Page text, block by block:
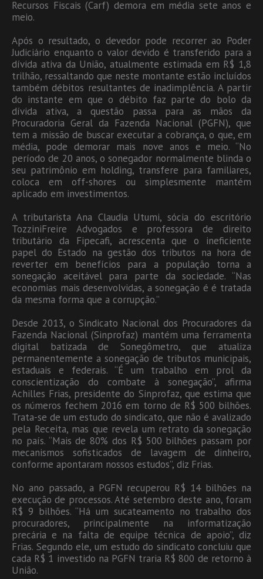
Recursos Fiscais (Carf) demora em média sete anos e
meio.
Após o resultado, o devedor pode recorrer ao Poder
Judiciário enquanto o valor devido é transferido para a
dívida ativa da União, atualmente estimada em R$ 1,8
trilhão, ressaltando que neste montante estão incluídos
também débitos resultantes de inadimplência. A partir
do instante em que o débito faz parte do bolo da
dívida ativa, a questão passa para as mãos da
Procuradoria Geral da Fazenda Nacional (PGFN), que
tem a missão de buscar executar a cobrança, o que, em
média, pode demorar mais nove anos e meio. “No
período de 20 anos, o sonegador normalmente blinda o
seu patrimônio em holding, transfere para familiares,
coloca em off-shores ou simplesmente mantém
aplicado em investimentos.
A tributarista Ana Claudia Utumi, sócia do escritório
TozziniFreire Advogados e professora de direito
tributário da Fipecafi, acrescenta que o ineficiente
papel do Estado na gestão dos tributos na hora de
reverter em benefícios para a população torna a
sonegação aceitável para parte da sociedade. “Nas
economias mais desenvolvidas, a sonegação é é tratada
da mesma forma que a corrupção.”
Desde 2013, o Sindicato Nacional dos Procuradores da
Fazenda Nacional (Sinprofaz) mantém uma ferramenta
digital batizada de Sonegômetro, que atualiza
permanentemente a sonegação de tributos municipais,
estaduais e federais. “É um trabalho em prol da
conscientização do combate à sonegação”, afirma
Achilles Frias, presidente do Sinprofaz, que estima que
os números fechem 2016 em torno de R$ 500 bilhões.
Trata-se de um estudo do sindicato, que não é avalizado
pela Receita, mas que revela um retrato da sonegação
no país. “Mais de 80% dos R$ 500 bilhões passam por
mecanismos sofisticados de lavagem de dinheiro,
conforme apontaram nossos estudos”, diz Frias.
No ano passado, a PGFN recuperou R$ 14 bilhões na
execução de processos. Até setembro deste ano, foram
R$ 9 bilhões. “Há um sucateamento no trabalho dos
procuradores, principalmente na informatização
precária e na falta de equipe técnica de apoio”, diz
Frias. Segundo ele, um estudo do sindicato concluiu que
cada R$ 1 investido na PGFN traria R$ 800 de retorno à
União.